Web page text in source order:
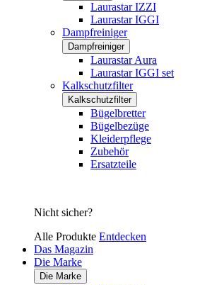
Laurastar IZZI
Laurastar IGGI
Dampfreiniger
Dampfreiniger
Laurastar Aura
Laurastar IGGI set
Kalkschutzfilter
Kalkschutzfilter
Bügelbretter
Bügelbezüge
Kleiderpflege
Zubehör
Ersatzteile
Nicht sicher?
Alle Produkte Entdecken
Das Magazin
Die Marke
Die Marke